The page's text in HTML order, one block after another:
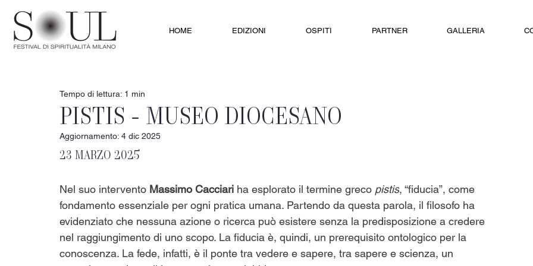
HOME EDIZIONI OSPITI PARTNER GALLERIA
PISTIS - MUSEO DIOCESANO
Tempo di lettura: 1 min
Aggiornamento: 4 dic 2025
23 MARZO 2025
Nel suo intervento Massimo Cacciari ha esplorato il termine greco pistis, “fiducia”, come
fondamento essenziale per ogni pratica umana. Partendo da questa parola, il filosofo ha
evidenziato che nessuna azione o ricerca può esistere senza la predisposizione a credere
nel raggiungimento di uno scopo. La fiducia è, quindi, un prerequisito ontologico per la
conoscenza. La fede, infatti, è il ponte tra vedere e sapere, tra sapere e scienza, un